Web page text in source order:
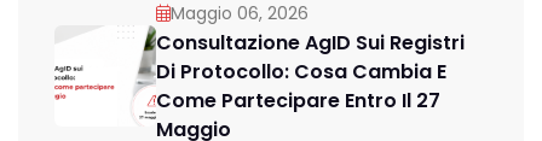
Maggio 06, 2026
Consultazione AgID Sui Registri
Di Protocollo: Cosa Cambia E
Come Partecipare Entro Il 27
Maggio